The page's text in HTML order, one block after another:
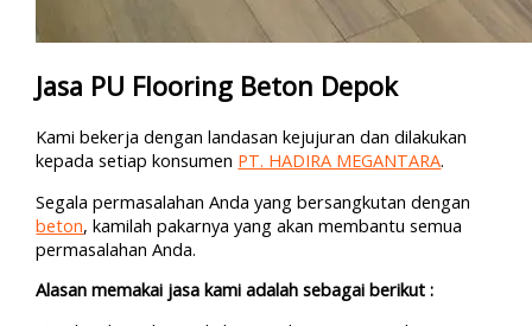
Jasa PU Flooring Beton Depok
Kami bekerja dengan landasan kejujuran dan dilakukan
kepada setiap konsumen PT. HADIRA MEGANTARA.
Segala permasalahan Anda yang bersangkutan dengan
beton, kamilah pakarnya yang akan membantu semua
permasalahan Anda.
Alasan memakai jasa kami adalah sebagai berikut :